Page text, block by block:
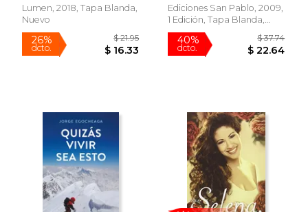
Rápido
Lumen, 2018, Tapa Blanda,
Nuevo
Ediciones San Pablo, 2009,
1 Edición, Tapa Blanda,
Nuevo